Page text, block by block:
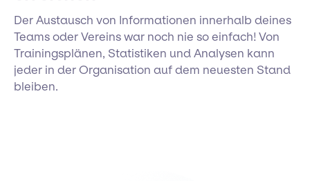
Der Austausch von Informationen innerhalb deines
Teams oder Vereins war noch nie so einfach! Von
Trainingsplänen, Statistiken und Analysen kann
jeder in der Organisation auf dem neuesten Stand
bleiben.